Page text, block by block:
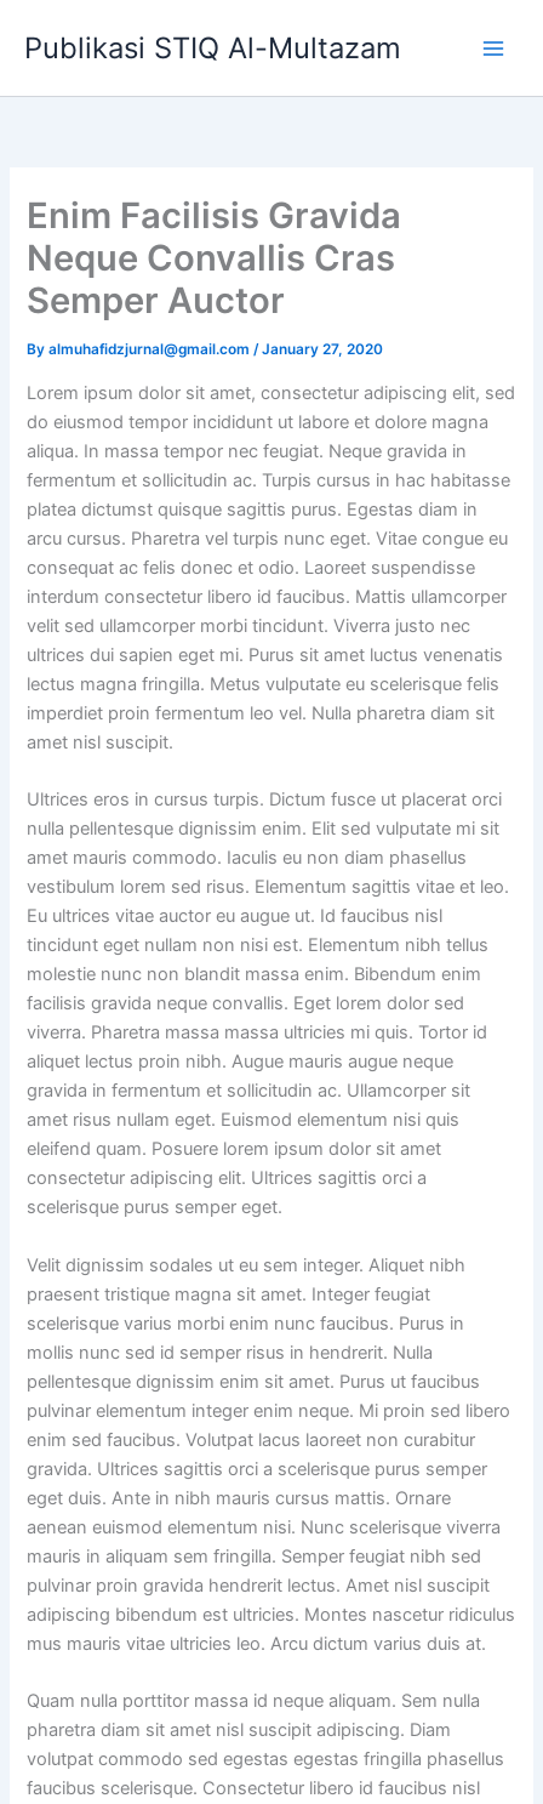
Publikasi STIQ Al-Multazam
Enim Facilisis Gravida
Neque Convallis Cras
Semper Auctor
Byalmuhafidzjurnal@gmail.com/January 27, 2020
Lorem ipsum dolor sit amet, consectetur adipiscing elit, sed
do eiusmod tempor incididunt ut labore et dolore magna
aliqua. In massa tempor nec feugiat. Neque gravida in
fermentum et sollicitudin ac. Turpis cursus in hac habitasse
platea dictumst quisque sagittis purus. Egestas diam in
arcu cursus. Pharetra vel turpis nunc eget. Vitae congue eu
consequat ac felis donec et odio. Laoreet suspendisse
interdum consectetur libero id faucibus. Mattis ullamcorper
velit sed ullamcorper morbi tincidunt. Viverra justo nec
ultrices dui sapien eget mi. Purus sit amet luctus venenatis
lectus magna fringilla. Metus vulputate eu scelerisque felis
imperdiet proin fermentum leo vel. Nulla pharetra diam sit
amet nisl suscipit.
Ultrices eros in cursus turpis. Dictum fusce ut placerat orci
nulla pellentesque dignissim enim. Elit sed vulputate mi sit
amet mauris commodo. Iaculis eu non diam phasellus
vestibulum lorem sed risus. Elementum sagittis vitae et leo.
Eu ultrices vitae auctor eu augue ut. Id faucibus nisl
tincidunt eget nullam non nisi est. Elementum nibh tellus
molestie nunc non blandit massa enim. Bibendum enim
facilisis gravida neque convallis. Eget lorem dolor sed
viverra. Pharetra massa massa ultricies mi quis. Tortor id
aliquet lectus proin nibh. Augue mauris augue neque
gravida in fermentum et sollicitudin ac. Ullamcorper sit
amet risus nullam eget. Euismod elementum nisi quis
eleifend quam. Posuere lorem ipsum dolor sit amet
consectetur adipiscing elit. Ultrices sagittis orci a
scelerisque purus semper eget.
Velit dignissim sodales ut eu sem integer. Aliquet nibh
praesent tristique magna sit amet. Integer feugiat
scelerisque varius morbi enim nunc faucibus. Purus in
mollis nunc sed id semper risus in hendrerit. Nulla
pellentesque dignissim enim sit amet. Purus ut faucibus
pulvinar elementum integer enim neque. Mi proin sed libero
enim sed faucibus. Volutpat lacus laoreet non curabitur
gravida. Ultrices sagittis orci a scelerisque purus semper
eget duis. Ante in nibh mauris cursus mattis. Ornare
aenean euismod elementum nisi. Nunc scelerisque viverra
mauris in aliquam sem fringilla. Semper feugiat nibh sed
pulvinar proin gravida hendrerit lectus. Amet nisl suscipit
adipiscing bibendum est ultricies. Montes nascetur ridiculus
mus mauris vitae ultricies leo. Arcu dictum varius duis at.
Quam nulla porttitor massa id neque aliquam. Sem nulla
pharetra diam sit amet nisl suscipit adipiscing. Diam
volutpat commodo sed egestas egestas fringilla phasellus
faucibus scelerisque. Consectetur libero id faucibus nisl